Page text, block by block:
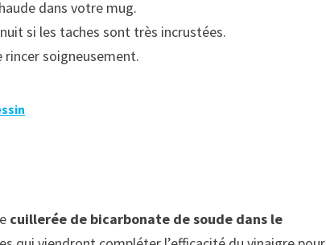
dans votre mug.
si les taches sont très incrustées.
rincer soigneusement.
cuillerée de bicarbonate de soude dans le